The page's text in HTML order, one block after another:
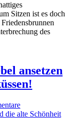
Sitzen ist es doch
des
ansetzen